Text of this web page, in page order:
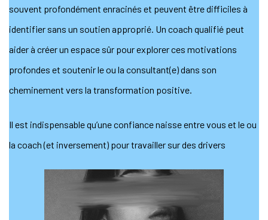
souvent profondément enracinés et peuvent être difficiles à
identifier sans un soutien approprié. Un coach qualifié peut
aider à créer un espace sûr pour explorer ces motivations
profondes et soutenir le ou la consultant(e) dans son
cheminement vers la transformation positive.
Il est indispensable qu’une confiance naisse entre vous et le ou
la coach (et inversement) pour travailler sur des drivers